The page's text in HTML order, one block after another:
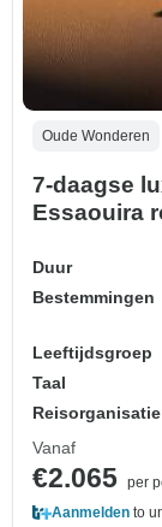
Oude Wonderen
7-daagse
Essaouira
Duur
Bestemmingen
Leeftijdsgroep
Taal
Reisorganisatie
Vanaf
€2.065 per
Aanmelden to